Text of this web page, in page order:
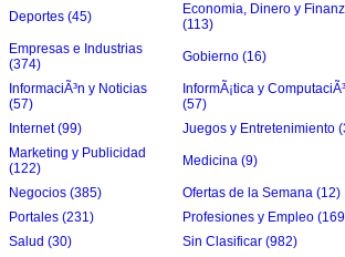
Deportes (45)
Economia, Dinero y
(113)
Empresas e Industrias
(374)
Gobierno (16)
InformaciÃ³n y Noticias
(57)
InformÃ¡tica y
(57)
Internet (99)
Juegos y Entretenimiento
Marketing y Publicidad
(122)
Medicina (9)
Negocios (385)
Ofertas de la Semana (12)
Portales (231)
Profesiones y Empleo
Salud (30)
Sin Clasificar (982)